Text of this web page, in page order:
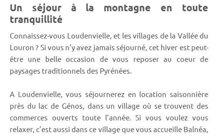
Un séjour à la montagne en toute
tranquillité
Connaissez-vous Loudenvielle, et les villages de la Vallée du
Louron ? Si vous n’y avez jamais séjourné, cet hiver est peut-
être une belle occasion de vous reposer au coeur de
paysages traditionnels des Pyrénées.
A Loudenvielle, vous séjournerez en location saisonnière
près du lac de Génos, dans un village où se trouvent des
commerces ouverts toute l’année. Si vous voulez vous
relaxer, c’est aussi dans ce village que vous accueille Balnéa,